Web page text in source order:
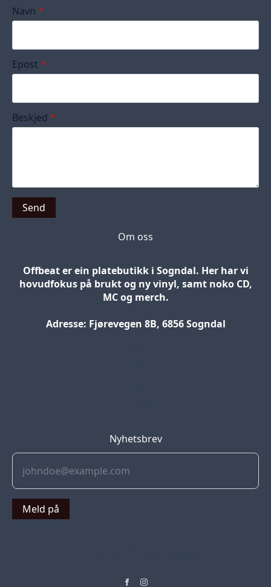
Navn *
Epost *
Beskjed *
Send
Om oss
Offbeat er ein platebutikk i Sogndal. Her har vi
hovudfokus på brukt og ny vinyl, samt noko CD,
MC og merch.
Adresse: Fjørevegen 8B, 6856 Sogndal
Nyhetsbrev
Meld på